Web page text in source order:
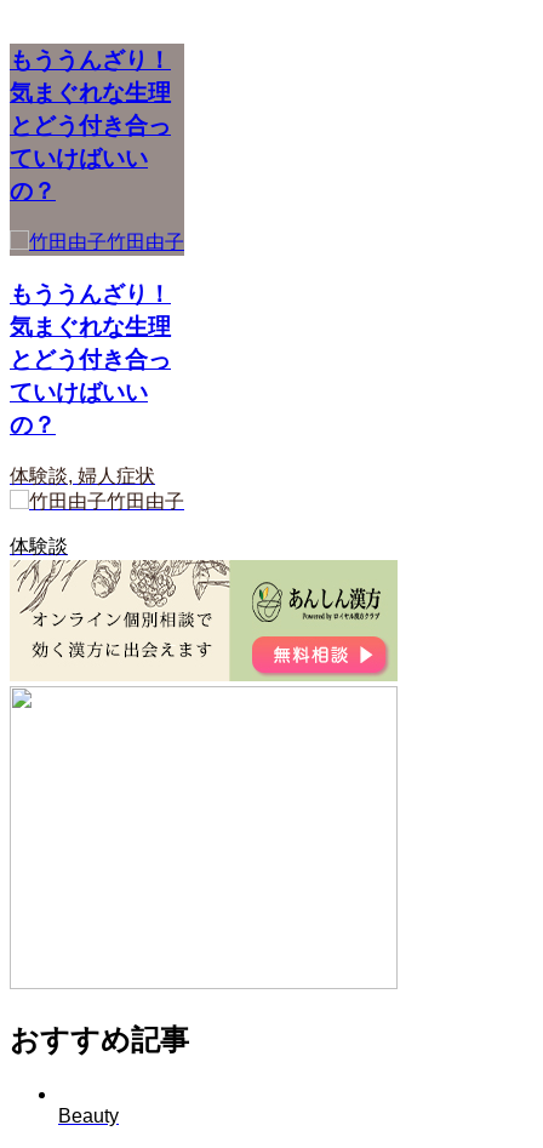
もううんざり！
気まぐれな生理
とどう付き合っ
ていけばいい
の？
竹田由子
もううんざり！
気まぐれな生理
とどう付き合っ
ていけばいい
の？
体験談, 婦人症状
竹田由子
体験談
おすすめ記事
Beauty